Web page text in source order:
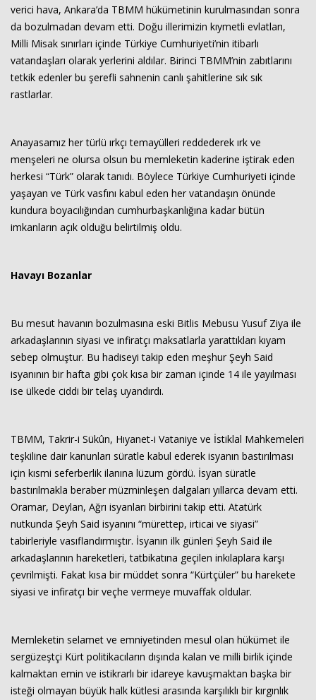
verici hava, Ankara’da TBMM hükümetinin kurulmasından sonra
da bozulmadan devam etti. Doğu illerimizin kıymetli evlatları,
Milli Misak sınırları içinde Türkiye Cumhuriyeti’nin itibarlı
vatandaşları olarak yerlerini aldılar. Birinci TBMM’nin zabıtlarını
tetkik edenler bu şerefli sahnenin canlı şahitlerine sık sık
rastlarlar.
Anayasamız her türlü ırkçı temayülleri reddederek ırk ve
menşeleri ne olursa olsun bu memleketin kaderine iştirak eden
herkesi “Türk” olarak tanıdı. Böylece Türkiye Cumhuriyeti içinde
yaşayan ve Türk vasfını kabul eden her vatandaşın önünde
kundura boyacılığından cumhurbaşkanlığına kadar bütün
imkanların açık olduğu belirtilmiş oldu.
Havayı Bozanlar
Bu mesut havanın bozulmasına eski Bitlis Mebusu Yusuf Ziya ile
arkadaşlarının siyasi ve infiratçı maksatlarla yarattıkları kıyam
sebep olmuştur. Bu hadiseyi takip eden meşhur Şeyh Said
isyanının bir hafta gibi çok kısa bir zaman içinde 14 ile yayılması
ise ülkede ciddi bir telaş uyandırdı.
TBMM, Takrir-i Sükûn, Hıyanet-i Vataniye ve İstiklal Mahkemeleri
teşkiline dair kanunları süratle kabul ederek isyanın bastırılması
için kısmi seferberlik ilanına lüzum gördü. İsyan süratle
bastırılmakla beraber müzminleşen dalgaları yıllarca devam etti.
Oramar, Deylan, Ağrı isyanları birbirini takip etti. Atatürk
nutkunda Şeyh Said isyanını “mürettep, irticai ve siyasi”
tabirleriyle vasıflandırmıştır. İsyanın ilk günleri Şeyh Said ile
arkadaşlarının hareketleri, tatbikatına geçilen inkılaplara karşı
çevrilmişti. Fakat kısa bir müddet sonra “Kürtçüler” bu harekete
siyasi ve infiratçı bir veçhe vermeye muvaffak oldular.
Memleketin selamet ve emniyetinden mesul olan hükümet ile
sergüzeştçi Kürt politikacıların dışında kalan ve milli birlik içinde
kalmaktan emin ve istikrarlı bir idareye kavuşmaktan başka bir
isteği olmayan büyük halk kütlesi arasında karşılıklı bir kırgınlık